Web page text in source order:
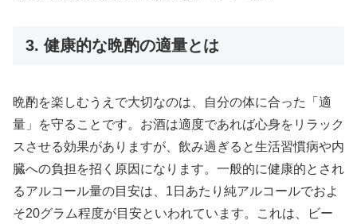
3. 健康的な晩酌の適量とは
晩酌を楽しむうえで大切なのは、自分の体に合った「適
量」を守ることです。お酒は適度であれば心身をリラック
スさせる効果がありますが、飲み過ぎると生活習慣病や内
臓への負担を招く原因になります。一般的に健康的とされ
るアルコール量の目安は、1日あたり純アルコールでおよ
そ20グラム程度が目安といわれています。これは、ビー